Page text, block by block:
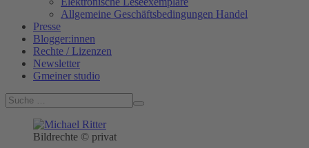
Allgemeine Geschäftsbedingungen Handel
Presse
Blogger:innen
Rechte / Lizenzen
Newsletter
Gmeiner studio
Bildrechte © privat